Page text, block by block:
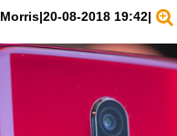
Morris|20-08-2018 19:42|